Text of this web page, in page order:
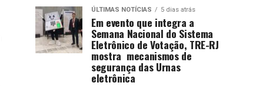
ÚLTIMAS NOTÍCIAS 5 dias atrás
Em evento que integra a
Semana Nacional do Sistema
Eletrônico de Votação, TRE-RJ
mostra mecanismos de
segurança das Urnas
eletrônica